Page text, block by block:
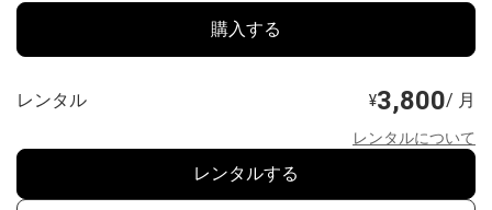
購入する
レンタル ¥3,800/ 月
レンタルについて
レンタルする